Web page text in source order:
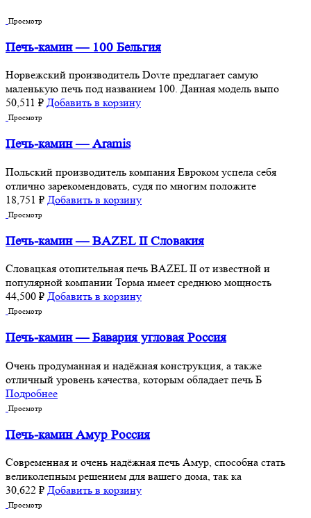
Просмотр
Печь-камин — 100 Бельгия
Норвежский производитель Dovre предлагает самую
маленькую печь под названием 100. Данная модель выпо
50,511 ₽ Добавить в корзину
Просмотр
Печь-камин — Aramis
Польский производитель компания Евроком успела себя
отлично зарекомендовать, судя по многим положите
18,751 ₽ Добавить в корзину
Просмотр
Печь-камин — BAZEL II Словакия
Словацкая отопительная печь BAZEL II от известной и
популярной компании Торма имеет среднюю мощность
44,500 ₽ Добавить в корзину
Просмотр
Печь-камин — Бавария угловая Россия
Очень продуманная и надёжная конструкция, а также
отличный уровень качества, которым обладает печь Б
Подробнее
Просмотр
Печь-камин Амур Россия
Современная и очень надёжная печь Амур, способна стать
великолепным решением для вашего дома, так ка
30,622 ₽ Добавить в корзину
Просмотр